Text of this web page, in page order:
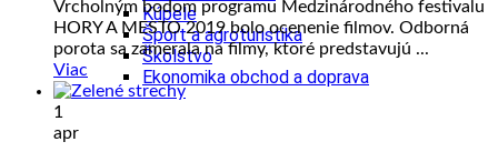
Kúpele
Šport a agroturistika
Školstvo
Ekonomika obchod a doprava
Vrcholným bodom programu Medzinárodného festivalu
HORY A MESTO 2019 bolo ocenenie filmov. Odborná
porota sa zamerala na filmy, ktoré predstavujú ...
Viac
1
apr